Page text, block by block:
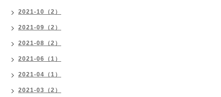
2021-10（2）
2021-09（2）
2021-08（2）
2021-06（1）
2021-04（1）
2021-03（2）